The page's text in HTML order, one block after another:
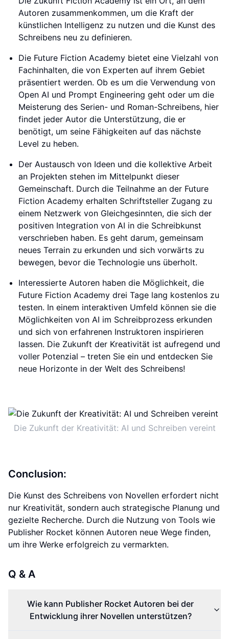
Autoren zusammenkommen, um die Kraft der
künstlichen Intelligenz zu nutzen und die Kunst des
Schreibens neu zu definieren.
Die Future Fiction Academy bietet eine Vielzahl von
Fachinhalten, die von Experten auf ihrem Gebiet
präsentiert werden. Ob es um die Verwendung von
Open AI und Prompt Engineering geht oder um die
Meisterung des Serien- und Roman-Schreibens, hier
findet jeder Autor die Unterstützung, die er
benötigt, um seine Fähigkeiten auf das nächste
Level zu heben.
Der Austausch von Ideen und die kollektive Arbeit
an Projekten stehen im Mittelpunkt dieser
Gemeinschaft. Durch die Teilnahme an der Future
Fiction Academy erhalten Schriftsteller Zugang zu
einem Netzwerk von Gleichgesinnten, die sich der
positiven Integration von AI in die Schreibkunst
verschrieben haben. Es geht darum, gemeinsam
neues Terrain zu erkunden und sich vorwärts zu
bewegen, bevor die Technologie uns überholt.
Interessierte Autoren haben die Möglichkeit, die
Future Fiction Academy drei Tage lang kostenlos zu
testen. In einem interaktiven Umfeld können sie die
Möglichkeiten von AI im Schreibprozess erkunden
und sich von erfahrenen Instruktoren inspirieren
lassen. Die Zukunft der Kreativität ist aufregend und
voller Potenzial – treten Sie ein und entdecken Sie
neue Horizonte in der Welt des Schreibens!
Die Zukunft der Kreativität: AI und Schreiben vereint
Conclusion:
Die Kunst des Schreibens von Novellen erfordert nicht
nur Kreativität, sondern auch strategische Planung und
gezielte Recherche. Durch die Nutzung von Tools wie
Publisher Rocket können Autoren neue Wege finden,
um ihre Werke erfolgreich zu vermarkten.
Q & A
Wie kann Publisher Rocket Autoren bei der
Entwicklung ihrer Novellen unterstützen?